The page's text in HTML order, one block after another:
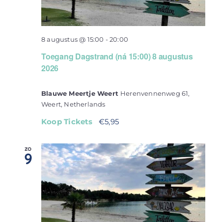
Toegang Dagstrand (ná 15:00) 8 augustus
2026
8 augustus @ 15:00 -20:00
Blauwe Meertje Weert Herenvennenweg 61,
Weert, Netherlands
Koop Tickets €5,95
zo
9